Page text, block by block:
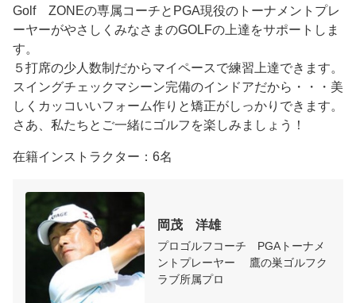
Golf　ZONEの専属コーチとPGA現役のトーナメントプレ
ーヤーがやさしくみなさまのGOLFの上達をサポートしま
す。
５打席の少人数制だからマイペースで練習上達できます。
スイングチェックマシーン完備のインドアだから・・・美
しくカッコいいフォーム作りと矯正がしっかりできます。
さあ、私たちとご一緒にゴルフを楽しみましょう！
在籍インストラクター：6名
岡茂　洋雄
プロゴルフコーチ　PGAトーナメ
ントプレーヤー　 鷹の巣ゴルフク
ラブ所属プロ